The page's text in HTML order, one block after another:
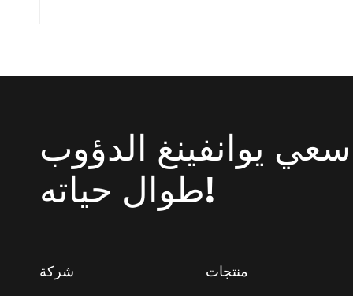
يوانفينغ الدؤوب
طوال حياته!
شركة منتجات